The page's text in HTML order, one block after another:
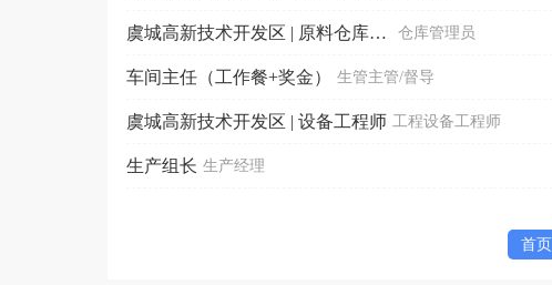
虞城高新技术开发区 | 原料仓库主管 仓库管理员
车间主任（工作餐+奖金） 生管主管/督导
虞城高新技术开发区 | 设备工程师 工程设备工程师
生产组长 生产经理
首页